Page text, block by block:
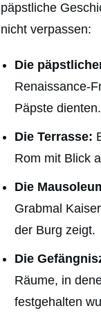
päpstliche
nicht verpassen:
Die
Renaissance-
Päpste dienten.
Die Terrasse:
Rom mit Blick
Die
Grabmal
der Burg zeigt.
Die
Räume, in
festgehalten